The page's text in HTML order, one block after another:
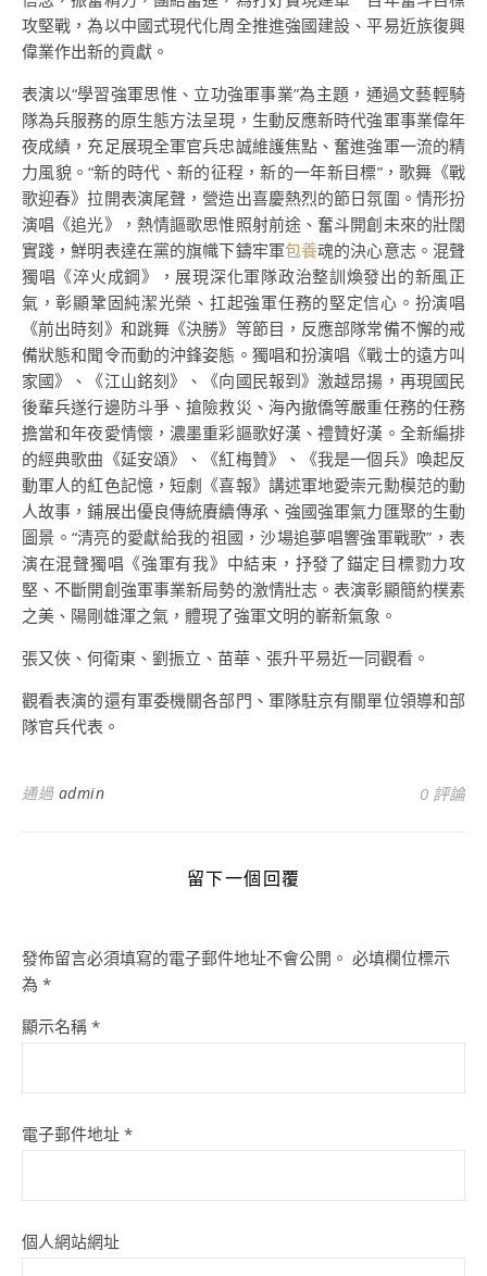
攻堅戰，為以中國式現代化周全推進強國建設、平易近族復興
偉業作出新的貢獻。
表演以“學習強軍思惟、立功強軍事業”為主題，通過文藝輕騎
隊為兵服務的原生態方法呈現，生動反應新時代強軍事業偉年
夜成績，充足展現全軍官兵忠誠維護焦點、奮進強軍一流的精
力風貌。“新的時代、新的征程，新的一年新目標”，歌舞《戰
歌迎春》拉開表演尾聲，營造出喜慶熱烈的節日氛圍。情形扮
演唱《追光》，熱情謳歌思惟照射前途、奮斗開創未來的壯闊
實踐，鮮明表達在黨的旗幟下鑄牢軍包養魂的決心意志。混聲
獨唱《淬火成鋼》，展現深化軍隊政治整訓煥發出的新風正
氣，彰顯鞏固純潔光榮、扛起強軍任務的堅定信心。扮演唱
《前出時刻》和跳舞《決勝》等節目，反應部隊常備不懈的戒
備狀態和聞令而動的沖鋒姿態。獨唱和扮演唱《戰士的遠方叫
家國》、《江山銘刻》、《向國民報到》激越昂揚，再現國民
後輩兵遂行邊防斗爭、搶險救災、海內撤僑等嚴重任務的任務
擔當和年夜愛情懷，濃墨重彩謳歌好漢、禮贊好漢。全新編排
的經典歌曲《延安頌》、《紅梅贊》、《我是一個兵》喚起反
動軍人的紅色記憶，短劇《喜報》講述軍地愛崇元勳模范的動
人故事，鋪展出優良傳統賡續傳承、強國強軍氣力匯聚的生動
圖景。“清亮的愛獻給我的祖國，沙場追夢唱響強軍戰歌”，表
演在混聲獨唱《強軍有我》中結束，抒發了錨定目標勠力攻
堅、不斷開創強軍事業新局勢的激情壯志。表演彰顯簡約樸素
之美、陽剛雄渾之氣，體現了強軍文明的嶄新氣象。
張又俠、何衛東、劉振立、苗華、張升平易近一同觀看。
觀看表演的還有軍委機關各部門、軍隊駐京有關單位領導和部
隊官兵代表。
通過 admin 0 評論
留下一個回覆
發佈留言必須填寫的電子郵件地址不會公開。 必填欄位標示
為 *
顯示名稱 *
電子郵件地址 *
個人網站網址